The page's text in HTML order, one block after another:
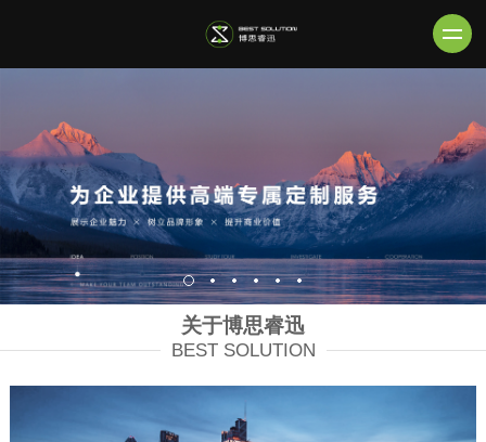
关于博思睿迅
BEST SOLUTION